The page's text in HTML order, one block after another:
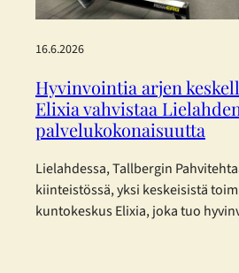
16.6.2026
Hyvinvointia arjen
Elixia vahvistaa
palvelukokonaisuutta
Lielahdessa, Tallbergin
kiinteistössä, yksi keskeisistä
kuntokeskus Elixia, joka tuo